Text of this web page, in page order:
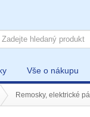
Vše o nákupu
Remosky, elektrické